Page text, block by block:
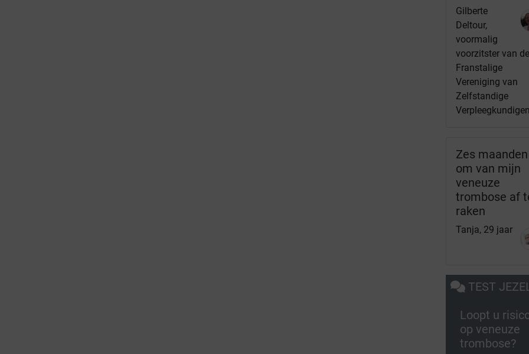
Gilberte
Deltour,
voormalig
voorzitster van de
Franstalige
Vereniging van
Zelfstandige
Verpleegkundigen
Zes maanden
om van mijn
veneuze
trombose af
raken
Tanja, 29 jaar
TEST
Loopt u
op veneuze
trombose?